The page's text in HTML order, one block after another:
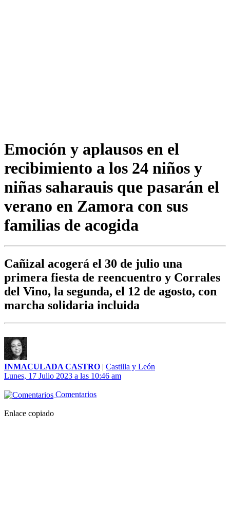
Emoción y aplausos en el
recibimiento a los 24 niños y
niñas saharauis que pasarán el
verano en Zamora con sus
familias de acogida
Cañizal acogerá el 30 de julio una
primera fiesta de reencuentro y Corrales
del Vino, la segunda, el 12 de agosto, con
marcha solidaria incluida
INMACULADA CASTRO | Castilla y León
Lunes, 17 Julio 2023 a las 10:46 am
Comentarios
Enlace copiado